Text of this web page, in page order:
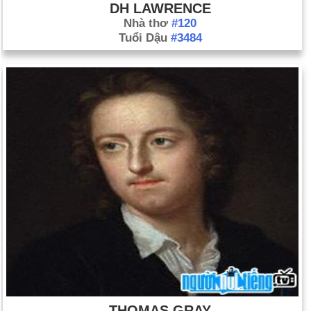
DH LAWRENCE
Nhà thơ #120
Tuổi Dậu #3484